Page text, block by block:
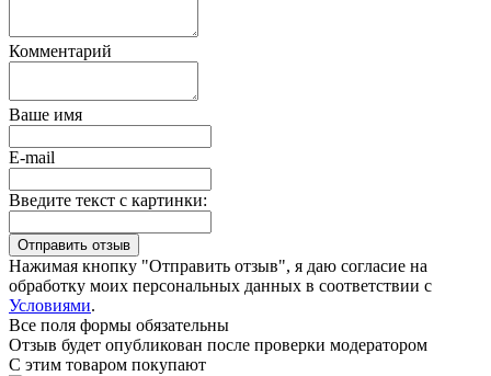
Комментарий
Ваше имя
E-mail
Введите текст с картинки:
Нажимая кнопку "Отправить отзыв", я даю согласие на
обработку моих персональных данных в соответствии с
Условиями.
Все поля формы обязательны
Отзыв будет опубликован после проверки модератором
С этим товаром покупают